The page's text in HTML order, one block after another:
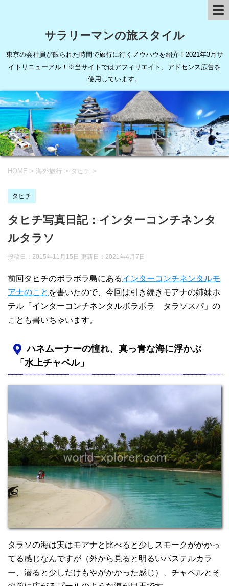
サラリーマンの旅スタイル
東京の会社員が限られた時間で旅行に行くノウハウを紹介！2021年3月サ
イトリニューアル！※当サイトではアフィリエイト、アドセンス広告を
使用しています。
HOME > 海外旅行 > タヒチ >
タヒチ
タヒチ写真日記：インターコンチネンタ
ルタラソ
投稿日：2015年11月15日 更新日： 2021年4月7日
前回タヒチのボラボラ島にあるインターコンチネンタルモ
アナのこと を書いたので、今回は引き続きモアナの姉妹ホ
テル「インターコンチネンタルボラボラ タラソスパ」の
ことも書いちゃいます。
ハネムーナーの憧れ、真っ青な海に浮かぶ
「水上チャペル」
タラソの海は実はモアナと比べると少しスモークがかかっ
てる感じなんですが（外から見ると明るいパステルカラ
ー、潜ると少しだけもやがかかった感じ）、チャペルとそ